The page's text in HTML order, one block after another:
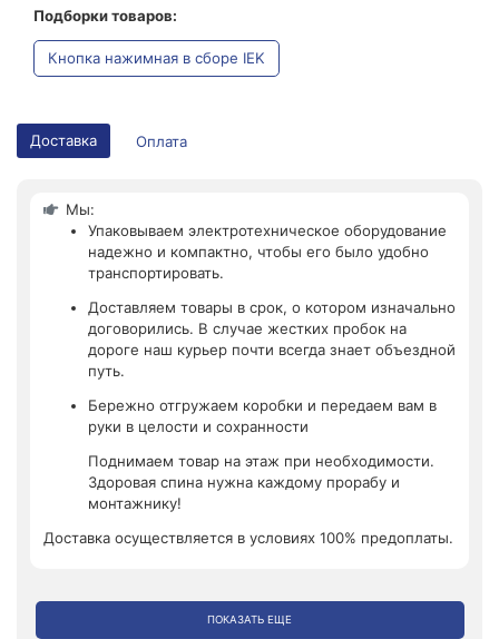
Подборки товаров:
Кнопка нажимная в сборе IEK
Доставка Оплата
Мы:
Упаковываем электротехническое оборудование
надежно и компактно, чтобы его было удобно
транспортировать.
Доставляем товары в срок, о котором изначально
договорились. В случае жестких пробок на
дороге наш курьер почти всегда знает объездной
путь.
Бережно отгружаем коробки и передаем вам в
руки в целости и сохранности
Поднимаем товар на этаж при необходимости.
Здоровая спина нужна каждому прорабу и
монтажнику!
Доставка осуществляется в условиях 100% предоплаты.
ПОКАЗАТЬ ЕЩЕ